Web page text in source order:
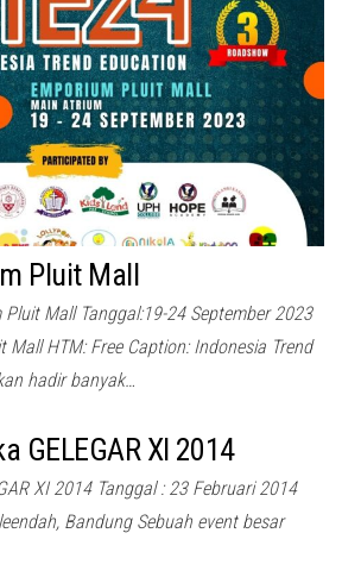
Pluit Mall
Mall Tanggal:19-24 September 2023
Mall HTM: Free Caption: Indonesia Trend
hadir banyak…
GELEGAR XI 2014
XI 2014 Tanggal : 23 Februari 2014
Bandung Sebuah event besar